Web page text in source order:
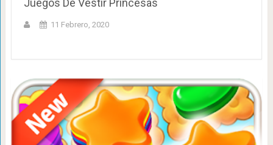
Juegos De Vestir Princesas
11 Febrero, 2020